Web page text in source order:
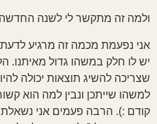
ולמה זה מתקשר לי לשנה
אני נפעמת מכמה זה מרגיע
יש לו חלק במשהו גדול מאיתנו.
שצריכה להשיג תוצאות יכולה
למשהו שייתכן ונבין למה הוא
קודם :). הרבה פעמים אני נשאלת